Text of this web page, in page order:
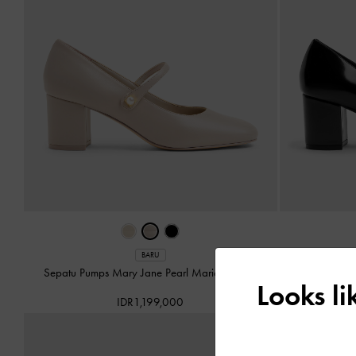
BARU
Sepatu Pumps Mary Jane Pearl Marie
IDR1,199,000 Looks